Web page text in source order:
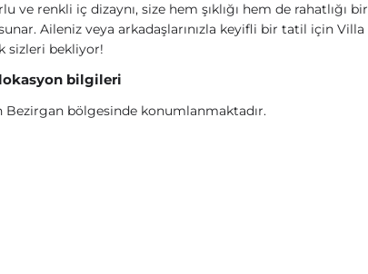
ve renkli iç dizaynı, size hem şıklığı hem de rahatlığı bir
Aileniz veya arkadaşlarınızla keyifli bir tatil için Villa
sizleri bekliyor!
bilgileri
Bezirgan bölgesinde konumlanmaktadır.